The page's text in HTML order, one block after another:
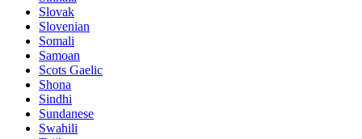
Slovak
Slovenian
Somali
Samoan
Scots Gaelic
Shona
Sindhi
Sundanese
Swahili